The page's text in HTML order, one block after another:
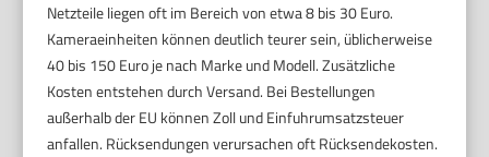
Netzteile liegen oft im Bereich von etwa 8 bis 30 Euro.
Kameraeinheiten können deutlich teurer sein, üblicherweise
40 bis 150 Euro je nach Marke und Modell. Zusätzliche
Kosten entstehen durch Versand. Bei Bestellungen
außerhalb der EU können Zoll und Einfuhrumsatzsteuer
anfallen. Rücksendungen verursachen oft Rücksendekosten.